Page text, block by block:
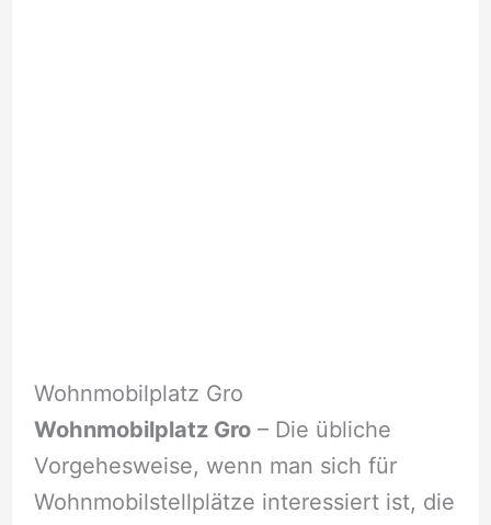
Wohnmobilplatz Gro
Wohnmobilplatz Gro– Die übliche
Vorgehesweise, wenn man sich für
Wohnmobilstellplätze interessiert ist, die